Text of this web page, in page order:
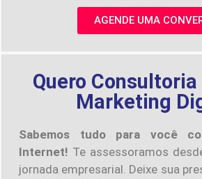
AGENDE UMA
Quero
Marketing
Sabemos tudo para você
Internet! Te assessoramos
jornada empresarial. Deixe sua